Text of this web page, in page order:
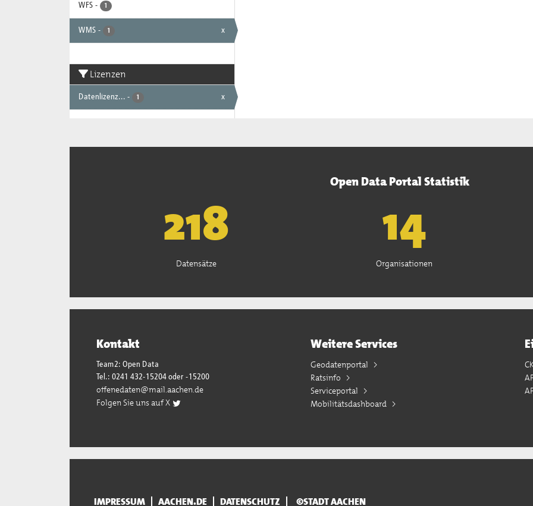
WFS - 1
WMS - 1 x
Lizenzen
Datenlizenz... - 1 x
Open Data Portal Statistik
221
Datensätze
15
Organisationen
Kontakt
Team2: Open Data
Tel.: 0241 432-15204 oder -15200
offenedaten@mail.aachen.de
Folgen Sie uns auf X
Weitere Services
Geodatenportal
Ratsinfo
Serviceportal
Mobilitätsdashboard
IMPRESSUM AACHEN.DE DATENSCHUTZ ©STADT AACHEN